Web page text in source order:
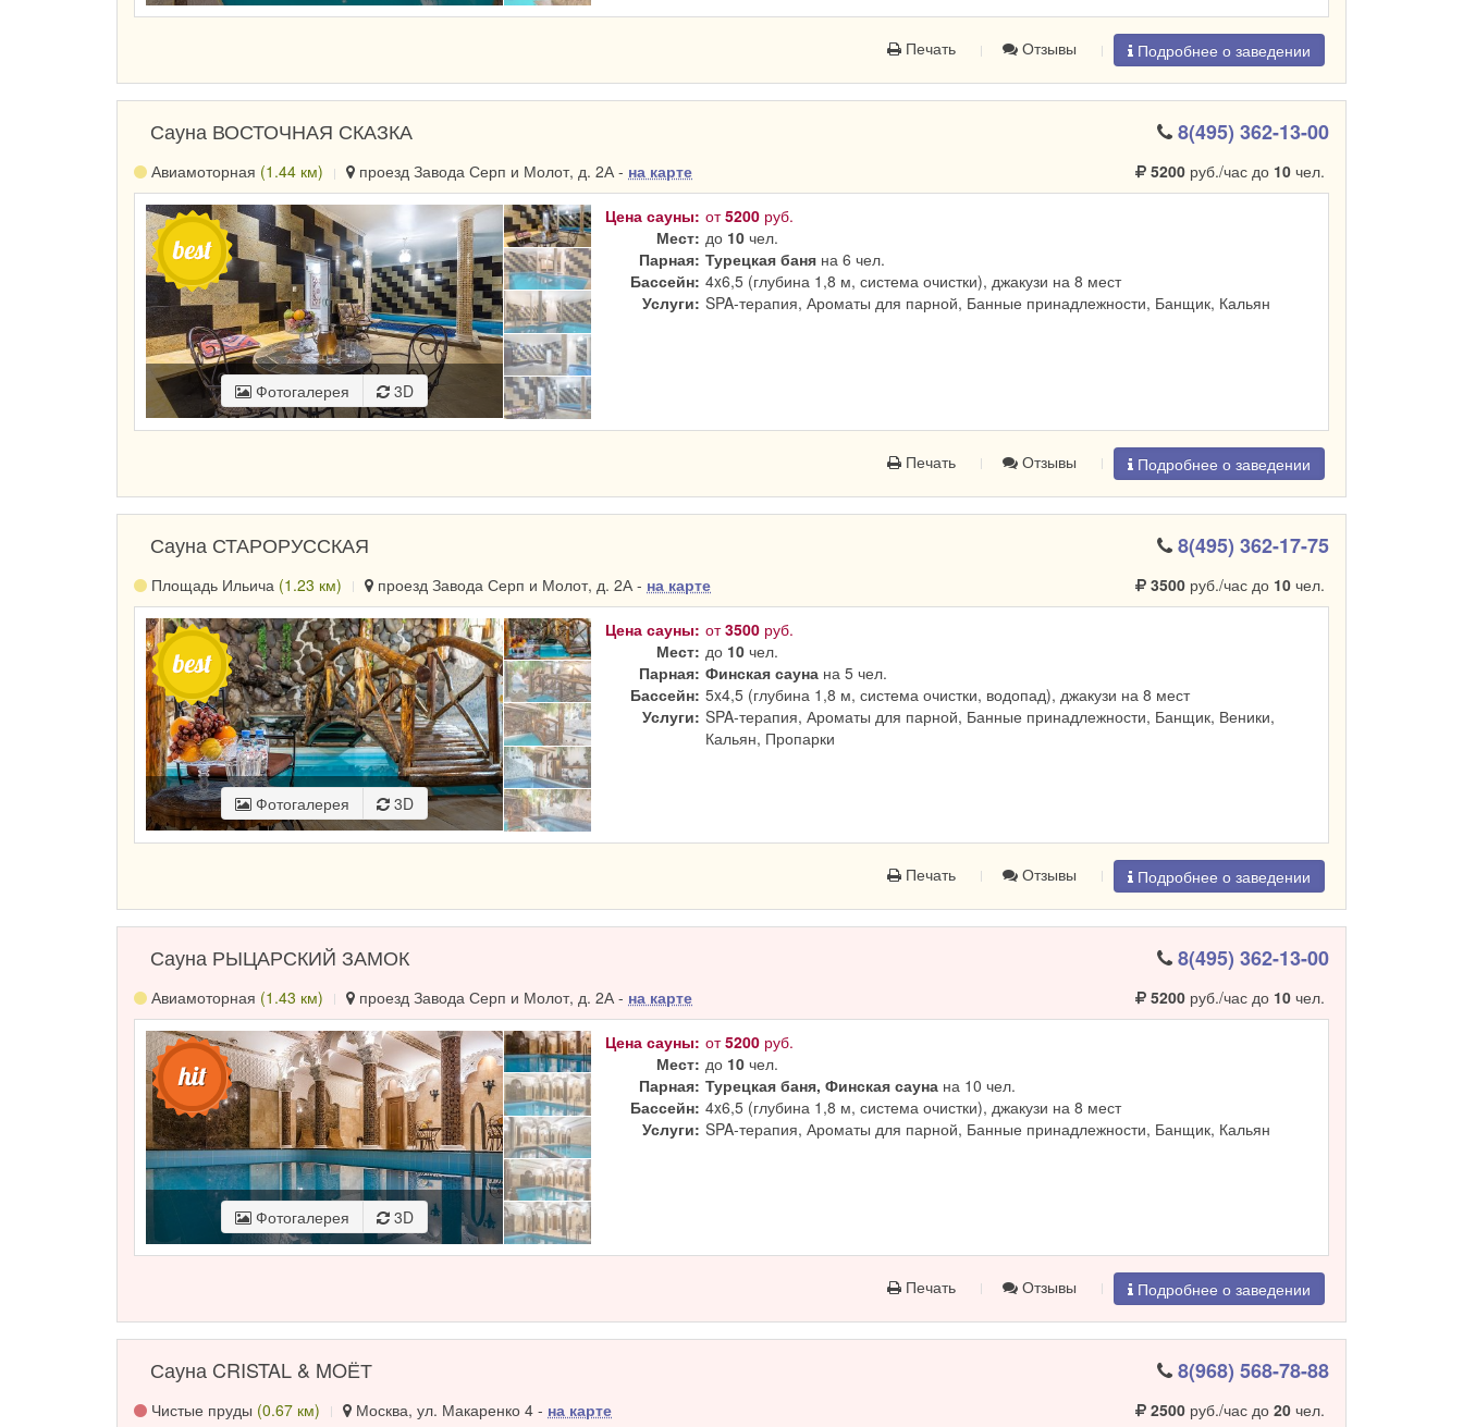
Печать Отзывы Подробнее о заведении
Сауна ВОСТОЧНАЯ СКАЗКА 8(495) 362-13-00
Авиамоторная (1.44 км) проезд Завода Серп и Молот, д. 2А - на карте 5200руб./час до 10чел.
Фотогалерея 3D
Цена сауны: от5200 руб.
Мест: до 10 чел.
Парная: Турецкая баня на 6 чел.
Бассейн: 4x6,5 (глубина 1,8 м, система очистки), джакузи на 8 мест
Услуги: SPA-терапия, Ароматы для парной, Банные принадлежности, Банщик, Кальян
Печать Отзывы Подробнее о заведении
Сауна СТАРОРУССКАЯ 8(495) 362-17-75
Площадь Ильича (1.23 км) проезд Завода Серп и Молот, д. 2А - на карте 3500руб./час до 10чел.
Фотогалерея 3D
Цена сауны: от3500 руб.
Мест: до 10 чел.
Парная: Финская сауна на 5 чел.
Бассейн: 5x4,5 (глубина 1,8 м, система очистки, водопад), джакузи на 8 мест
Услуги: SPA-терапия, Ароматы для парной, Банные принадлежности, Банщик, Веники,
Кальян, Пропарки
Печать Отзывы Подробнее о заведении
Сауна РЫЦАРСКИЙ ЗАМОК 8(495) 362-13-00
Авиамоторная (1.43 км) проезд Завода Серп и Молот, д. 2А - на карте 5200руб./час до 10чел.
Фотогалерея 3D
Цена сауны: от5200 руб.
Мест: до 10 чел.
Парная: Турецкая баня, Финская сауна на 10 чел.
Бассейн: 4x6,5 (глубина 1,8 м, система очистки), джакузи на 8 мест
Услуги: SPA-терапия, Ароматы для парной, Банные принадлежности, Банщик, Кальян
Печать Отзывы Подробнее о заведении
Сауна CRISTAL & MOЁТ 8(968) 568-78-88
Чистые пруды (0.67 км) Москва, ул. Макаренко 4 - на карте 2500руб./час до 20чел.